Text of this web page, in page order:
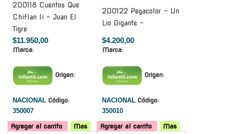
200118 Cuentos Que
Chiflan Ii - Juan El
Tigre
$11.950,00
Marca:
Origen:
NACIONAL Código:
350007
Agregar al carrito Mas
200122 Pegacolor - Un
Lio Gigante -
$4.200,00
Marca:
Origen:
NACIONAL Código:
350010
Agregar al carrito
Mas